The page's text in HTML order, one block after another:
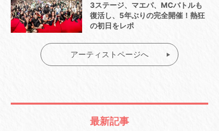
3ステージ、マエパ、MCバトルも
復活し、5年ぶりの完全開催！熱狂
の初日をレポ
アーティストページへ
最新記事